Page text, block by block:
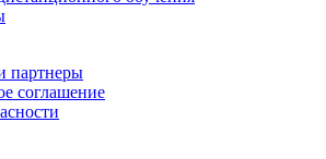
партнеры
соглашение